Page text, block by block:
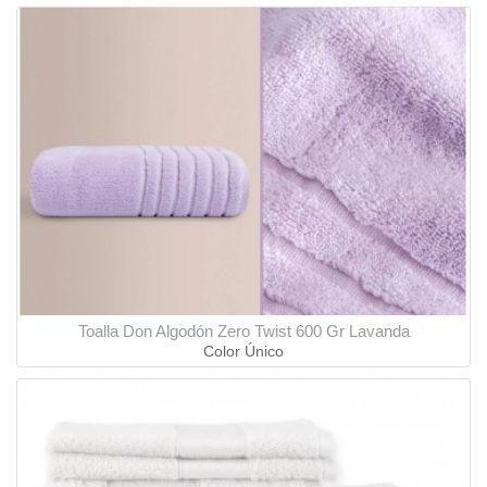
Toalla Don Algodón Zero Twist 600 Gr Lavanda
Color Único